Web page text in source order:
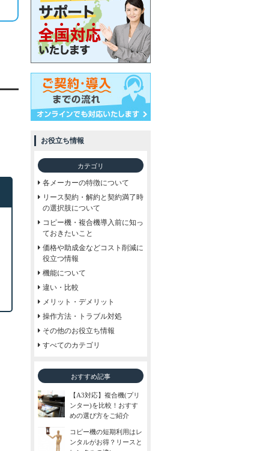
お役立ち情報
カテゴリ
各メーカーの特徴について
リース契約・解約と契約満了時
の選択肢について
コピー機・複合機導入前に知っ
ておきたいこと
価格や助成金などコスト削減に
役立つ情報
機能について
違い・比較
メリット・デメリット
操作方法・トラブル対処
その他のお役立ち情報
すべてのカテゴリ
おすすめ記事
【A3対応】複合機(プリ
ンター)を比較！おすす
めの選び方をご紹介
コピー機の短期利用はレ
ンタルがお得？リースと